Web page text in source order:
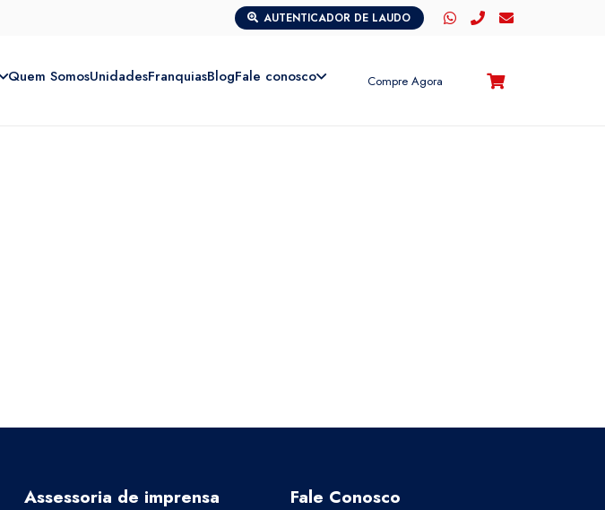
AUTENTICADOR DE LAUDO
Quem SomosUnidadesFranquiasBlogFale conosco Compre Agora
Assessoria de imprensa Fale Conosco